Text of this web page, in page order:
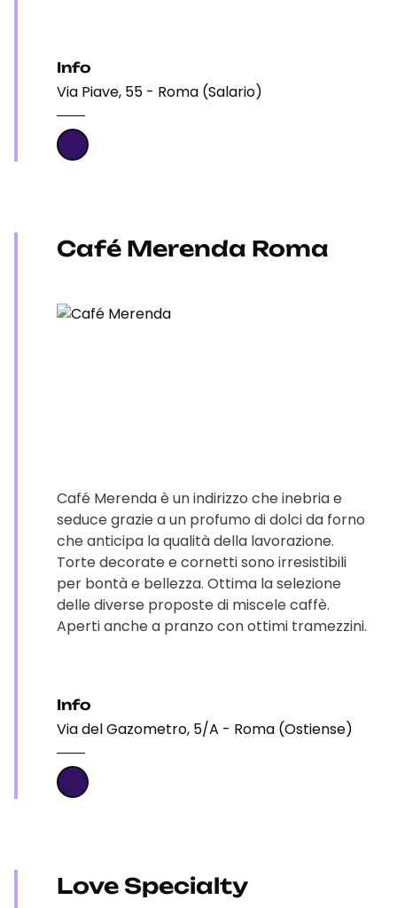
Info
Via Piave, 55 - Roma (Salario)
Café Merenda Roma
Café Merenda è un indirizzo che inebria e
seduce grazie a un profumo di dolci da forno
che anticipa la qualità della lavorazione.
Torte decorate e cornetti sono irresistibili
per bontà e bellezza. Ottima la selezione
delle diverse proposte di miscele caffè.
Aperti anche a pranzo con ottimi tramezzini.
Info
Via del Gazometro, 5/A - Roma (Ostiense)
Love Specialty